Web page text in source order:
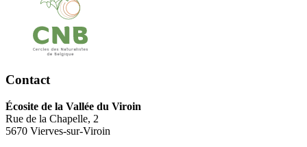
Contact
Écosite de la Vallée du Viroin
Rue de la Chapelle, 2
5670 Vierves-sur-Viroin